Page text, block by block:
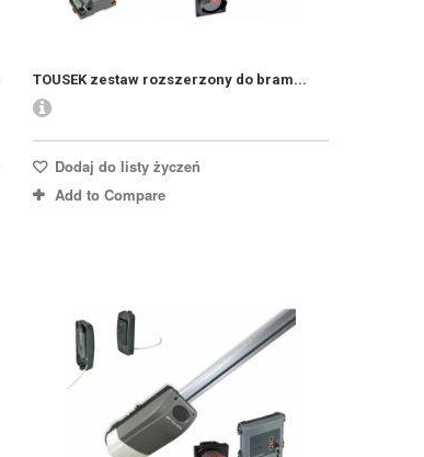
TOUSEK zestaw rozszerzony do bram...
Dodaj do listy życzeń
Add to Compare